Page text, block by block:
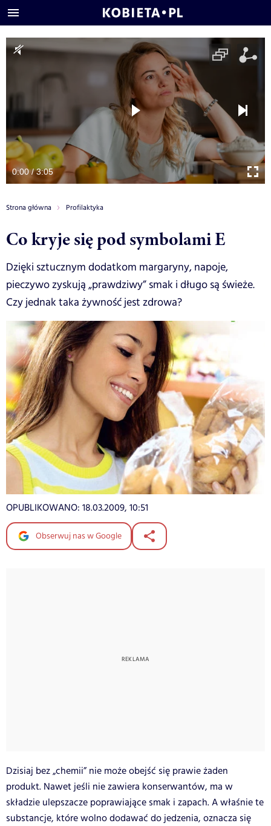
0:00 / 3:05
Strona główna Profilaktyka
Co kryje się pod symbolami E
Dzięki sztucznym dodatkom margaryny, napoje,
pieczywo zyskują „prawdziwy” smak i długo są świeże.
Czy jednak taka żywność jest zdrowa?
OPUBLIKOWANO: 18.03.2009, 10:51
Obserwuj nas w Google
Dzisiaj bez „chemii” nie może obejść się prawie żaden
produkt. Nawet jeśli nie zawiera konserwantów, ma w
składzie ulepszacze poprawiające smak i zapach. A właśnie te
substancje, które wolno dodawać do jedzenia, oznacza się